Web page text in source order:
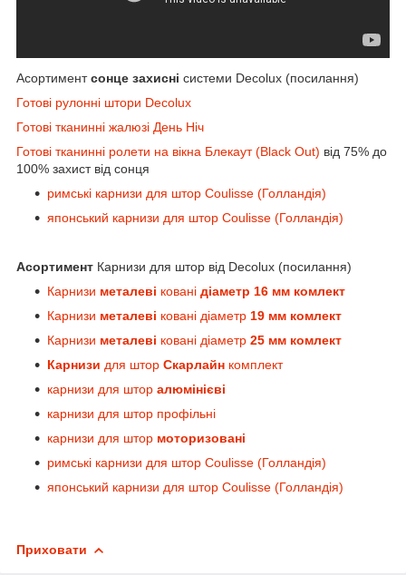
Асортиментсонце захисні системи Decolux (посилання)
Готові рулонні штори Decolux
Готові тканинні жалюзі День Ніч
Готові тканинні ролети на вікна Блекаут (Black Out) від 75% до
100% захист від сонця
римські карнизи для штор Coulisse (Голландія)
японський карнизи для штор Coulisse (Голландія)
Асортимент Карнизи для штор від Decolux (посилання)
Карнизи металеві ковані діаметр 16 мм комлект
Карнизи металеві ковані діаметр 19 мм комлект
Карнизи металеві ковані діаметр 25 мм комлект
Карнизи для штор Скарлайн комплект
карнизи для штор алюмінієві
карнизи для штор профільні
карнизи для штор моторизовані
римські карнизи для штор Coulisse (Голландія)
японський карнизи для штор Coulisse (Голландія)
Приховати